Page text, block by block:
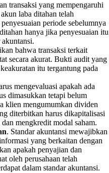
transaksi yang mempengaruhi
laba ditahan telah
periode sebelumnya
hanya jika penyesuaian itu
akuntansi.
bahwa transaksi terkait
secara akurat. Bukti audit yang
itu tergantung pada
mengevaluasi apakah ada
dimasukkan tetapi belum
klien mengumumkan dividen
diterbitkan harus dikapitalisasi
mengkredit modal saham.
. Standar akuntansi mewajibkan
yang berkaitan dengan
apakah penyajian dan
oleh perusahaan telah
dalam standar akuntansi.